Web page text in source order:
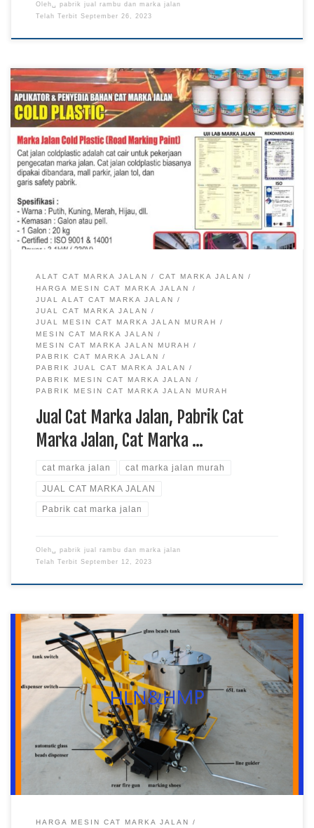
Oleh␣ pabrik jual rambu dan marka jalan
Telah Terbit September 26, 2023
Jual Cat Marka Jalan, Pabrik Cat Marka Jalan, Cat Marka Jalan
Murah, Harga Cat Marka Jalan, Cat Marka Jalan, Jual Cat
Marka, Cat Marka Pabrik Cat Marka Jalan Coldplastic Pabrik
Rambu – Cat marka jalan menjadi salah satu peralatan
kelengkapan pembuatan marka jalan cat marka ini digunakan
ALAT CAT MARKA JALAN
CAT MARKA JALAN
HARGA MESIN CAT MARKA JALAN
JUAL ALAT CAT MARKA JALAN
JUAL CAT MARKA JALAN
JUAL MESIN CAT MARKA JALAN MURAH
MESIN CAT MARKA JALAN
MESIN CAT MARKA JALAN MURAH
PABRIK CAT MARKA JALAN
PABRIK JUAL CAT MARKA JALAN
PABRIK MESIN CAT MARKA JALAN
PABRIK MESIN CAT MARKA JALAN MURAH
Jual Cat Marka Jalan, Pabrik Cat
Marka Jalan, Cat Marka …
cat marka jalan cat marka jalan murah
JUAL CAT MARKA JALAN
Pabrik cat marka jalan
Oleh␣ pabrik jual rambu dan marka jalan
Telah Terbit September 12, 2023
Mesin Cat Marka Jalan, Jual Mesin Cat Marka Jalan, Harga
Mesin Cat Marka Jalan Murah, Harga Jual Mesin Cat Marka
Jalan, Mesin Cat Marka Pabrik Mesin Cat Marka Jalan Murah
di Pabrik Rambu Pabrik Rambu – Mesin cat marka jalan
termasuk kedalam peralatan marka jalan yang dimana mesin ini
HARGA MESIN CAT MARKA JALAN